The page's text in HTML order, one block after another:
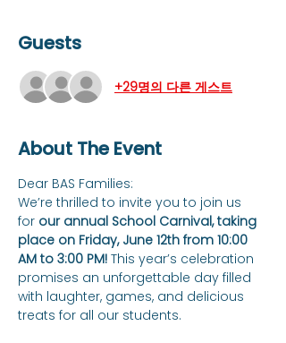
Guests
+29명의 다른 게스트
About The Event
Dear BAS Families:
We’re thrilled to invite you to join us
for our annual School Carnival, taking
place on Friday, June 12th from 10:00
AM to 3:00 PM! This year’s celebration
promises an unforgettable day filled
with laughter, games, and delicious
treats for all our students.